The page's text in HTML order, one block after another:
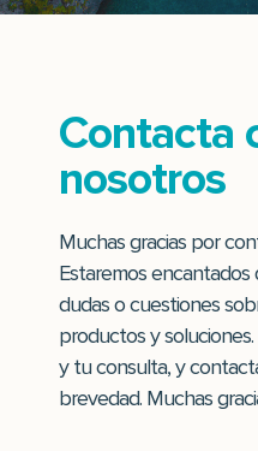
Contacta
nosotros
Muchas gracias por
Estaremos
dudas o cuestiones
productos y
y tu consulta, y
brevedad. Muchas